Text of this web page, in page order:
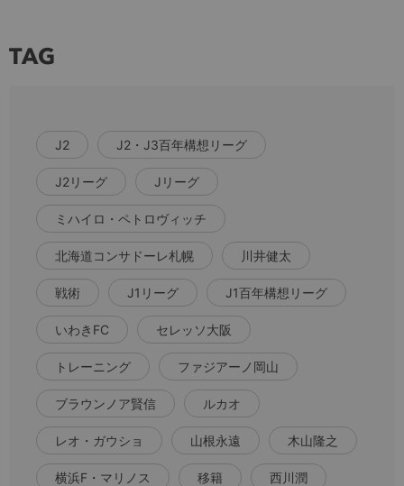
TAG
J2 J2・J3百年構想リーグ
J2リーグ Jリーグ
ミハイロ・ペトロヴィッチ
北海道コンサドーレ札幌 川井健太
戦術 J1リーグ J1百年構想リーグ
いわきFC セレッソ大阪
トレーニング ファジアーノ岡山
ブラウンノア賢信 ルカオ
レオ・ガウショ 山根永遠 木山隆之
横浜F・マリノス 移籍 西川潤